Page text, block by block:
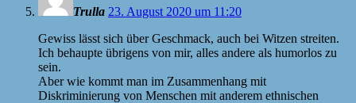
Trulla 23. August 2020 um 11:20
Gewiss lässt sich über Geschmack, auch bei Witzen streiten.
Ich behaupte übrigens von mir, alles andere als humorlos zu
sein.
Aber wie kommt man im Zusammenhang mit
Diskriminierung von Menschen mit anderem ethnischen